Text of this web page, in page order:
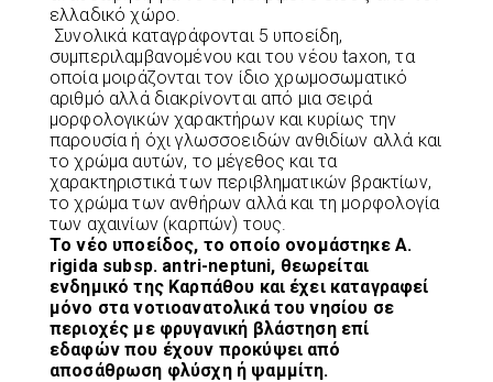
ελλαδικό χώρο.
Συνολικά καταγράφονται 5 υποείδη,
συμπεριλαμβανομένου και του νέου taxon, τα
οποία μοιράζονται τον ίδιο χρωμοσωματικό
αριθμό αλλά διακρίνονται από μια σειρά
μορφολογικών χαρακτήρων και κυρίως την
παρουσία ή όχι γλωσσοειδών ανθιδίων αλλά και
το χρώμα αυτών, το μέγεθος και τα
χαρακτηριστικά των περιβληματικών βρακτίων,
το χρώμα των ανθήρων αλλά και τη μορφολογία
των αχαινίων (καρπών) τους.
Το νέο υποείδος, το οποίο ονομάστηκε A.
rigida subsp. antri-neptuni, θεωρείται
ενδημικό της Καρπάθου και έχει καταγραφεί
μόνο στα νοτιοανατολικά του νησίου σε
περιοχές με φρυγανική βλάστηση επί
εδαφών που έχουν προκύψει από
αποσάθρωση φλύσχη ή ψαμμίτη.